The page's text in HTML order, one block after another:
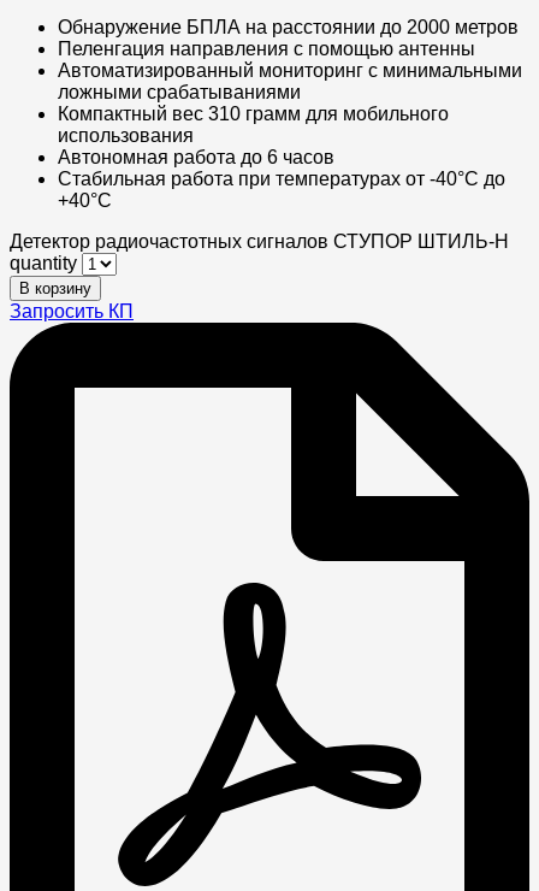
Обнаружение БПЛА на расстоянии до 2000 метров
Пеленгация направления с помощью антенны
Автоматизированный мониторинг с минимальными
ложными срабатываниями
Компактный вес 310 грамм для мобильного
использования
Автономная работа до 6 часов
Стабильная работа при температурах от -40°C до
+40°C
Детектор радиочастотных сигналов СТУПОР ШТИЛЬ-Н
quantity
В корзину
Запросить КП